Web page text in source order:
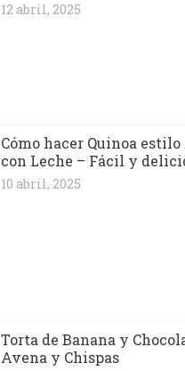
12 abril, 2025
Cómo hacer Quinoa
con Leche – Fácil y
10 abril, 2025
Torta de Banana y
Avena y Chispas